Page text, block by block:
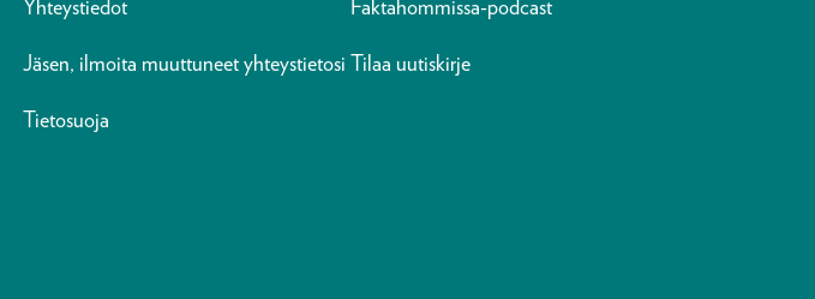
Yhteystiedot Faktahommissa-podcast
Jäsen, ilmoita muuttuneet yhteystietosi Tilaa uutiskirje
Tietosuoja